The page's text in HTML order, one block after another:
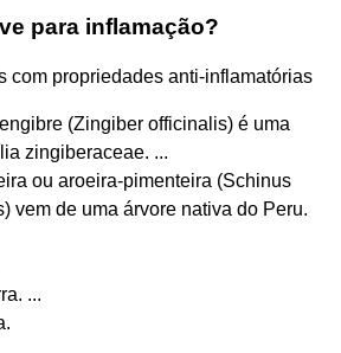
para inflamação?
com propriedades anti-inflamatórias
(Zingiber officinalis) é uma
zingiberaceae. ...
ou aroeira-pimenteira (Schinus
vem de uma árvore nativa do Peru.
...